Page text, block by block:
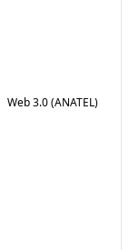
Web 3.0 (ANATEL)